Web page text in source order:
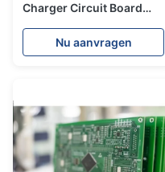
Charger Circuit Board
2.4mmNu aanvragen